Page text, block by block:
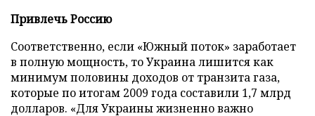
Привлечь Россию
Соответственно, если «Южный поток» заработает
в полную мощность, то Украина лишится как
минимум половины доходов от транзита газа,
которые по итогам 2009 года составили 1,7 млрд
долларов. «Для Украины жизненно важно